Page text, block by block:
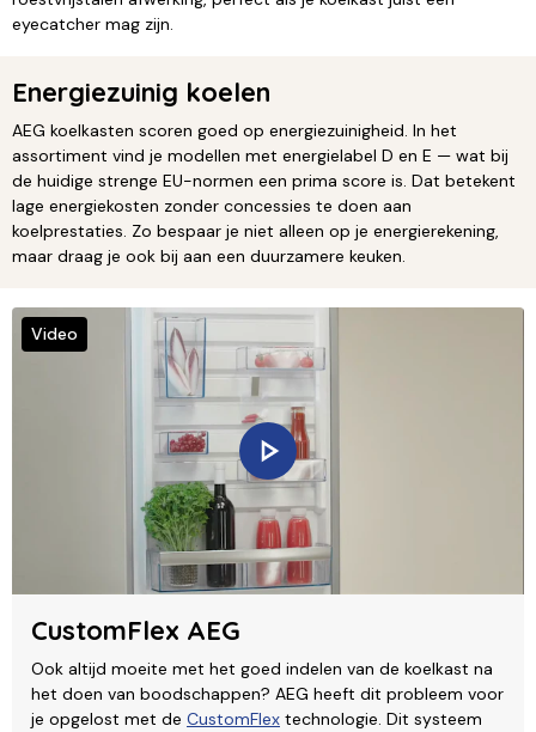
eyecatcher mag zijn.
Energiezuinig koelen
AEG koelkasten scoren goed op energiezuinigheid. In het
assortiment vind je modellen met energielabel D en E — wat bij
de huidige strenge EU-normen een prima score is. Dat betekent
lage energiekosten zonder concessies te doen aan
koelprestaties. Zo bespaar je niet alleen op je energierekening,
maar draag je ook bij aan een duurzamere keuken.
CustomFlex AEG
Ook altijd moeite met het goed indelen van de koelkast na
het doen van boodschappen? AEG heeft dit probleem voor
je opgelost met de CustomFlex technologie. Dit systeem
Video